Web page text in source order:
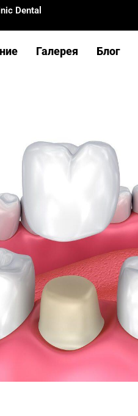
Dental
Галерея Блог